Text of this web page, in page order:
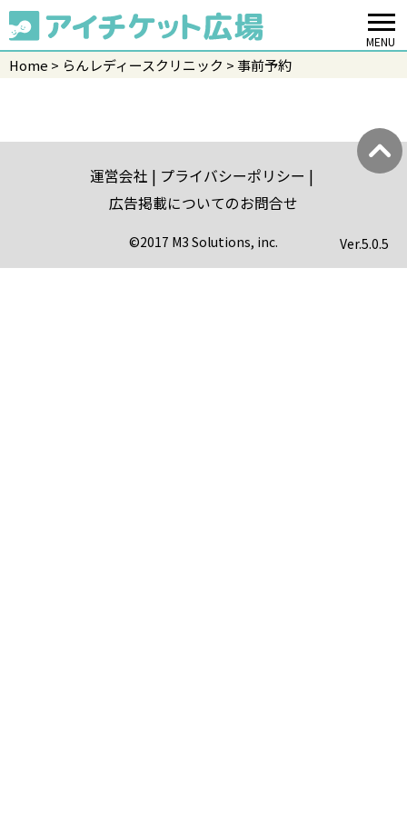
MENU
Home らんレディースクリニック 事前予約
運営会社
プライバシーポリシー
広告掲載についてのお問合せ
©2017 M3 Solutions, inc. Ver.5.0.5